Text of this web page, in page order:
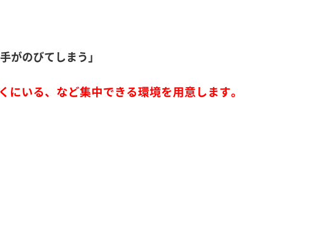
がのびてしまう」
いる、など集中できる環境を用意します。